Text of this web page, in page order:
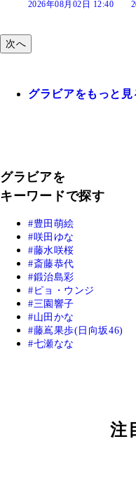
2026年08月02日 12:35
次へ
グラビアをもっと見
グラビアを
キーワードで探す
豊田萌絵
咲田ゆな
藤水咲桜
斎藤恭代
鍛治島彩
ピョ・ウンジ
三園響子
山田かな
藤嶌果歩(日向坂46)
七瀬なな
注